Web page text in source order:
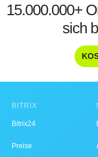
15.000.000+
sich
BITRIX
Bitrix24
Preise